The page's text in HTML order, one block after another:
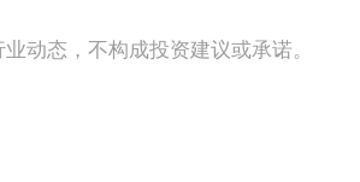
动态，不构成投资建议或承诺。